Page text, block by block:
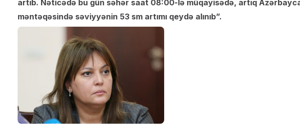
artıb. Nəticədə bu gün səhər saat 08:00-lə müqayisədə, artıq
məntəqəsində səviyyənin 53 sm artımı qeydə alınıb”.